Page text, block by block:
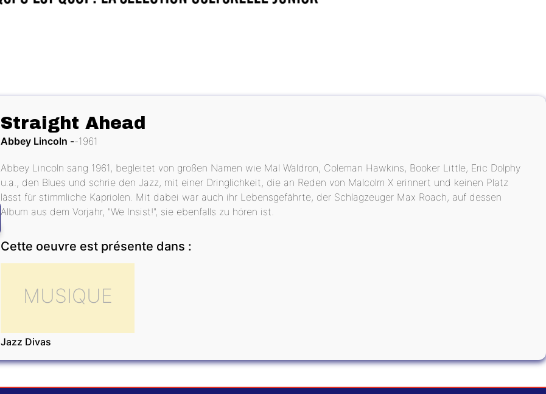
Straight Ahead
Abbey Lincoln 1961
Abbey Lincoln sang 1961, begleitet von großen Namen wie Mal Waldron, Coleman Hawkins, Booker Little, Eric Dolphy
u.a., den Blues und schrie den Jazz, mit einer Dringlichkeit, die an Reden von Malcolm X erinnert und keinen Platz
lässt für stimmliche Kapriolen. Mit dabei war auch ihr Lebensgefährte, der Schlagzeuger Max Roach, auf dessen
Album aus dem Vorjahr, "We Insist!", sie ebenfalls zu hören ist.
Cette oeuvre est présente dans :
MUSIQUE
Jazz Divas